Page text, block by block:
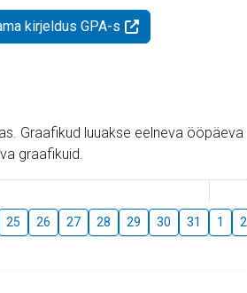
kirjeldus GPA-s
Graafikud luuakse eelneva ööpäeva
graafikuid.
25 26 27 28 29 30 31 1 2